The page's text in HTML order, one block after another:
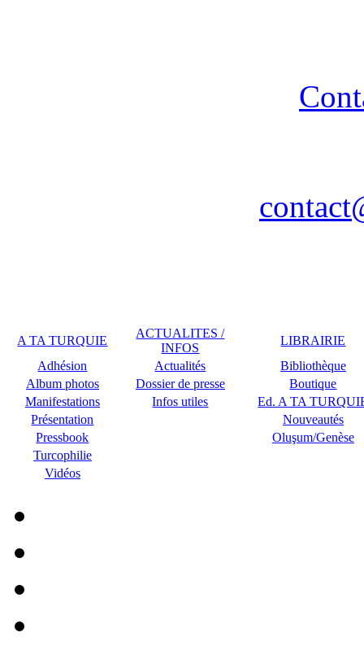
A TA TURQUIE
ACTUALITES /
INFOS
LIBRAIRIE
Adhésion
Actualités
Bibliothèque
Album photos
Dossier de presse
Boutique
Manifestations
Infos utiles
Ed. A TA
Présentation
Nouveautés
Pressbook
Oluşum/Genèse
Turcophilie
Vidéos